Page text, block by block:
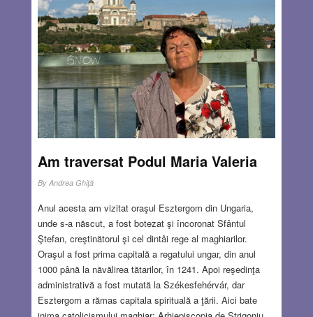
Sastipe baxtale şi coreeană – 안녕하세요 (Annyeong
haseyo), dar şi urarea de Pace (în ebraică Şalom שלום şi
în arabă Salam سلام). Dar să revin la Bună ziua, acest
salut quasi-universal care a inspirat una dintre zicalele
româneşti cele mai înţelepte: Să laşi loc de bună
ziua.
Read more…
OCT 1, 2025 15 COMMENTS
Am traversat Podul Maria Valeria
By Andrea Ghiţă
Anul acesta am vizitat oraşul Esztergom din Ungaria,
unde s-a născut, a fost botezat şi încoronat Sfântul
Ştefan, creştinătorul şi cel dintâi rege al maghiarilor.
Oraşul a fost prima capitală a regatului ungar, din anul
1000 până la năvălirea tătarilor, în 1241. Apoi reşedinţa
administrativă a fost mutată la Székesfehérvár, dar
Esztergom a rămas capitala spirituală a ţării. Aici bate